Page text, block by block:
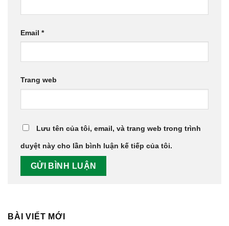
Email *
Trang web
Lưu tên của tôi, email, và trang web trong trình
duyệt này cho lần bình luận kế tiếp của tôi.
BÀI VIẾT MỚI